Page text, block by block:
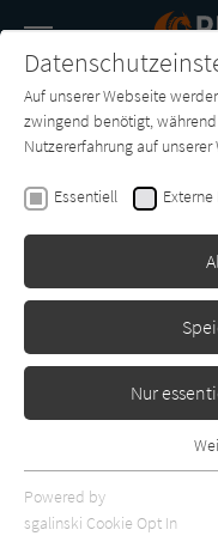
SUCHE
Giles Kristian
Götter der
Auf unserer Webseite
zwingend benötigt,
Nutzererfahrung auf
Essentiell
Nur
Essentielle Cookies
Webseite benötigt.
Powered by
sgalinski Cookie Opt In